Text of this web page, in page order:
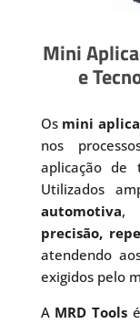
Mini
e
Os mini
nos
aplicação de
Utilizados
automotiva,
precisão,
atendendo
exigidos pelo
A MRD Tools